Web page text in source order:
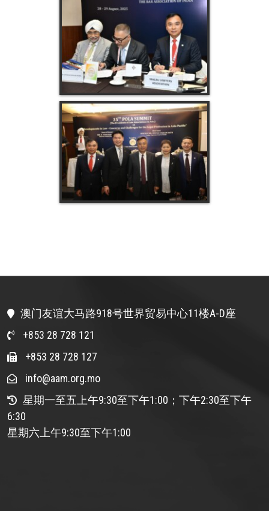
澳门友谊大马路918号世界贸易中心11楼A-D座
+853 28 728 121
+853 28 728 127
info@aam.org.mo
星期一至五上午9:30至下午1:00；下午2:30至下午
6:30
星期六上午9:30至下午1:00